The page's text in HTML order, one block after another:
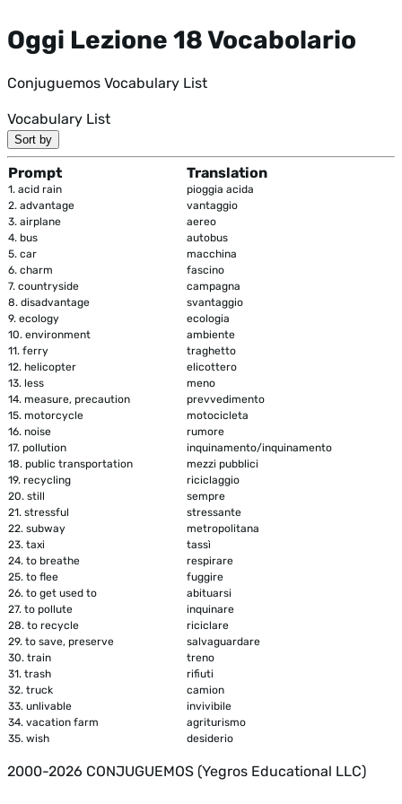
Oggi Lezione 18 Vocabolario
Conjuguemos Vocabulary List
Vocabulary List
Sort by
Prompt Translation
1. acid rain
pioggia acida
2. advantage
vantaggio
3. airplane
aereo
4. bus
autobus
5. car
macchina
6. charm
fascino
7. countryside
campagna
8. disadvantage
svantaggio
9. ecology
ecologia
10. environment
ambiente
11. ferry
traghetto
12. helicopter
elicottero
13. less
meno
14. measure, precaution
prevvedimento
15. motorcycle
motocicleta
16. noise
rumore
17. pollution
inquinamento/inquinamento
18. public transportation
mezzi pubblici
19. recycling
riciclaggio
20. still
sempre
21. stressful
stressante
22. subway
metropolitana
23. taxi
tassì
24. to breathe
respirare
25. to flee
fuggire
26. to get used to
abituarsi
27. to pollute
inquinare
28. to recycle
riciclare
29. to save, preserve
salvaguardare
30. train
treno
31. trash
rifiuti
32. truck
camion
33. unlivable
invivibile
34. vacation farm
agriturismo
35. wish desiderio
2000-2026 CONJUGUEMOS (Yegros Educational LLC)